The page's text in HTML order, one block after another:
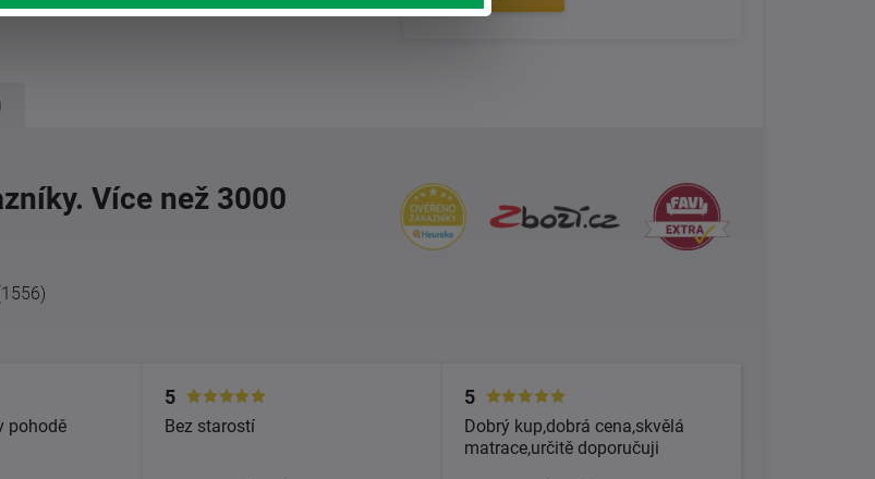
Více než 3000
pohodě
5
Bez starostí
5
Dobrý kup,dobrá cena,skvělá
matrace,určitě doporučuji